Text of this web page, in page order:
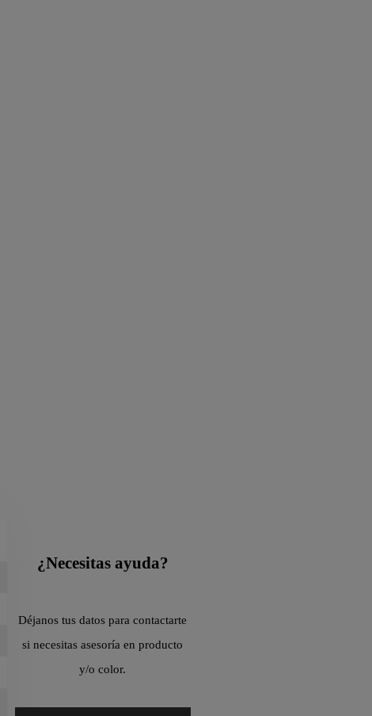
¿Necesitas ayuda?
Déjanos tus datos para contactarte
si necesitas asesoría en producto
y/o color.